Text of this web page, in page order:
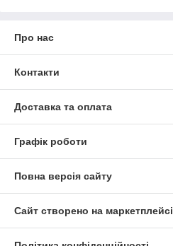
Про нас
Контакти
Доставка та оплата
Графік роботи
Повна версія сайту
Сайт створено на маркетплейсі